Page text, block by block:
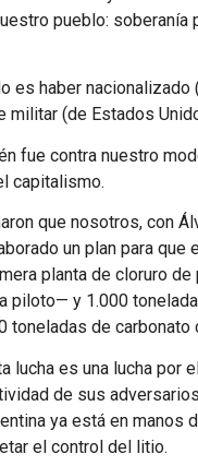
pueblo:
es haber
militar (de Estados
fue contra nuestro
capitalismo.
que nosotros, con
un plan para
planta de cloruro
piloto— y 1.000
toneladas de carbonato
lucha es una lucha por
de sus
ya está en manos
el control del litio.